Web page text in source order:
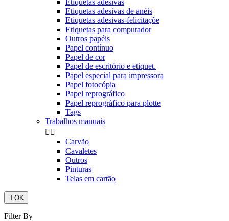
Etiquetas adesivas
Etiquetas adesivas de anéis
Etiquetas adesivas-felicitaçõe
Etiquetas para computador
Outros papéis
Papel contínuo
Papel de cor
Papel de escritório e etiquet.
Papel especial para impressora
Papel fotocópia
Papel reprográfico
Papel reprográfico para plotte
Tags
Trabalhos manuais
 
Carvão
Cavaletes
Outros
Pinturas
Telas em cartão
 OK
Filter By